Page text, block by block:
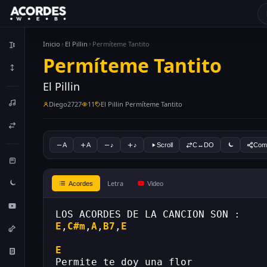
Inicio El Pillin Permíteme Tantito
Permíteme Tantito
El Pillin
Diego2727 11 El Pillin Permíteme Tantito
A A ♪ ♪ Scroll C↔DO
Acordes Letra Video
LOS ACORDES DE LA CANCION SON :
E , C#m , A , B7 , E
E
Permite te doy una flor